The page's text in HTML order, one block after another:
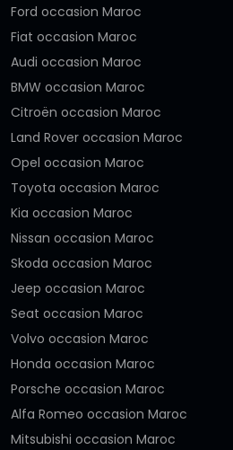
Ford occasion Maroc
Fiat occasion Maroc
Audi occasion Maroc
BMW occasion Maroc
Citroën occasion Maroc
Land Rover occasion Maroc
Opel occasion Maroc
Toyota occasion Maroc
Kia occasion Maroc
Nissan occasion Maroc
Skoda occasion Maroc
Jeep occasion Maroc
Seat occasion Maroc
Volvo occasion Maroc
Honda occasion Maroc
Porsche occasion Maroc
Alfa Romeo occasion Maroc
Mitsubishi occasion Maroc